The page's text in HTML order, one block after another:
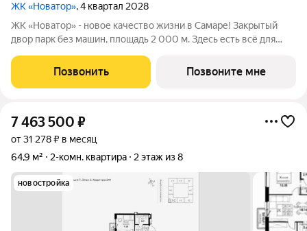
ЖК «Новатор», 4 квартал 2028
ЖК «Новатор» - новое качество жизни в Самаре! Закрытый
двор парк без машин, площадь 2 000 м. Здесь есть всё для
спортивные зоны ландшафтное озеленение Безопасность на
высшем уровне: система
Позвонить Позвоните мне
7 463 500 ₽
от 31 278 ₽ в месяц
64,9 м²
2-комн. квартира 2 этаж из 8
новостройка